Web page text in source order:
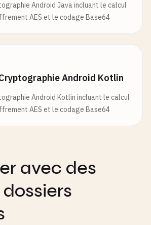
Android Java incluant le calcul
AES et le codage Base64
Android Kotlin
Android Kotlin incluant le calcul
AES et le codage Base64
avec des